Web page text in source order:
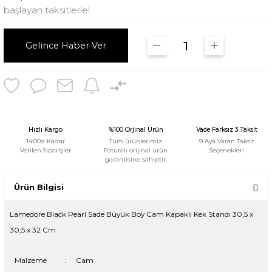
başlayan taksitlerle!
Gelince Haber Ver
Hızlı Kargo
14:00'a Kadar
Verilen Siparişler
%100 Orjinal Ürün
Tüm ürünlerimiz
Faturalı orijinal ürün
garantisine sahiptir.
Vade Farksız 3 Taksit
9 Aya Varan Taksit
Seçenekleri
Ürün Bilgisi
Lamedore Black Pearl Sade Büyük Boy Cam Kapaklı Kek Standı 30,5 x
30,5 x 32 Cm
Malzeme : Cam